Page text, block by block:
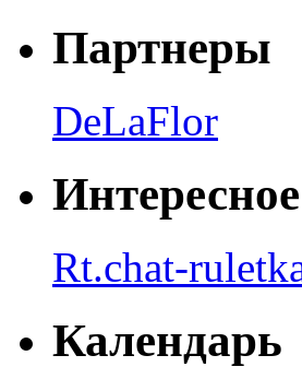
Партнеры
DeLaFlor
Интересное
Rt.chat-
Календарь